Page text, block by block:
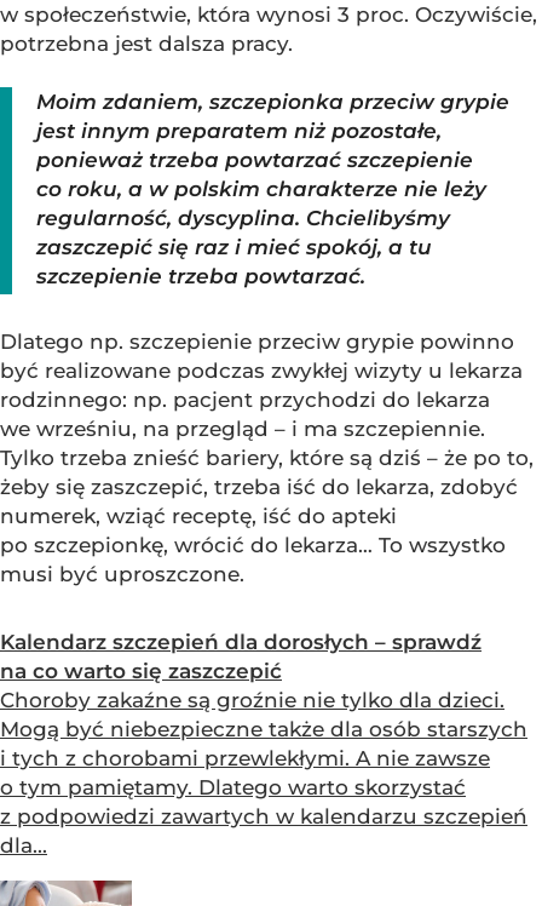
w społeczeństwie, która wynosi 3 proc. Oczywiście,
potrzebna jest dalsza pracy.
Moim zdaniem, szczepionka przeciw grypie
jest innym preparatem niż pozostałe,
ponieważ trzeba powtarzać szczepienie
co roku, a w polskim charakterze nie leży
regularność, dyscyplina. Chcielibyśmy
zaszczepić się raz i mieć spokój, a tu
szczepienie trzeba powtarzać.
Dlatego np. szczepienie przeciw grypie powinno
być realizowane podczas zwykłej wizyty u lekarza
rodzinnego: np. pacjent przychodzi do lekarza
we wrześniu, na przegląd – i ma szczepiennie.
Tylko trzeba znieść bariery, które są dziś – że po to,
żeby się zaszczepić, trzeba iść do lekarza, zdobyć
numerek, wziąć receptę, iść do apteki
po szczepionkę, wrócić do lekarza… To wszystko
musi być uproszczone.
Kalendarz szczepień dla dorosłych – sprawdź
na co warto się zaszczepić
Choroby zakaźne są groźnie nie tylko dla dzieci.
Mogą być niebezpieczne także dla osób starszych
i tych z chorobami przewlekłymi. A nie zawsze
o tym pamiętamy. Dlatego warto skorzystać
z podpowiedzi zawartych w kalendarzu szczepień
dla...